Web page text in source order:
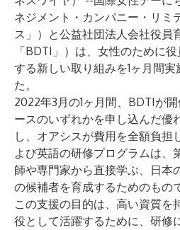
ネジメント・カンパニー・リミ
ス」）と公益社団法人会社役員
「BDTI」）は、女性のために
する新しい取り組みを1ヶ月間
た。
2022年3月の1ヶ月間、BDTIが
ースのいずれかを申し込んだ優
し、オアシスが費用を全額負担
よび英語の研修プログラムは、
師や専門家から直接学ぶ、日本
の候補者を育成するためのもの
この支援の目的は、高い資質を
役として活躍するために、研修